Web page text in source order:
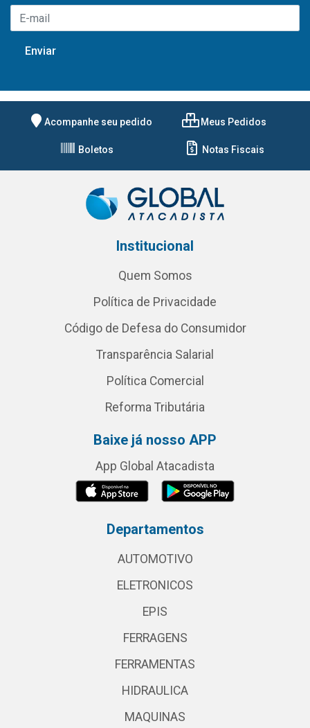
Acompanhe seu pedido Meus Pedidos
Boletos Notas Fiscais
Institucional
Quem Somos
Política de Privacidade
Código de Defesa do Consumidor
Transparência Salarial
Política Comercial
Reforma Tributária
Baixe já nosso APP
App Global Atacadista
Departamentos
AUTOMOTIVO
ELETRONICOS
EPIS
FERRAGENS
FERRAMENTAS
HIDRAULICA
MAQUINAS